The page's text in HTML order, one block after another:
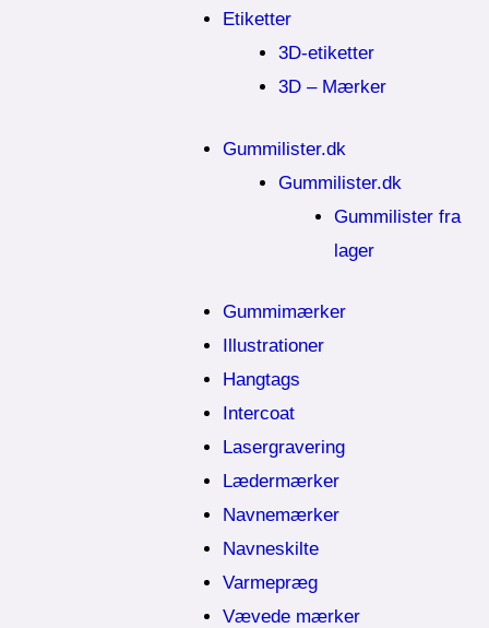
Etiketter
3D-etiketter
3D – Mærker
Gummilister.dk
Gummilister.dk
Gummilister fra
lager
Gummimærker
Illustrationer
Hangtags
Intercoat
Lasergravering
Lædermærker
Navnemærker
Navneskilte
Varmepræg
Vævede mærker